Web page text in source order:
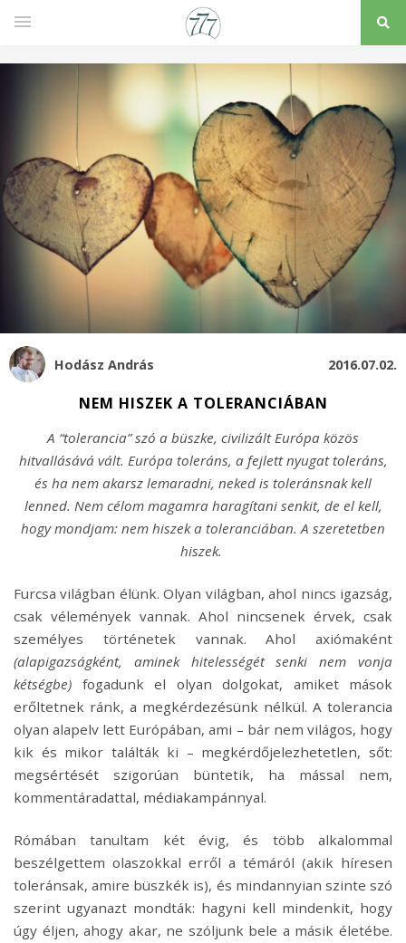
Hodász András 2016.07.02.
NEM HISZEK A TOLERANCIÁBAN
A “tolerancia” szó a büszke, civilizált Európa közös
hitvallásává vált. Európa toleráns, a fejlett nyugat toleráns,
és ha nem akarsz lemaradni, neked is toleránsnak kell
lenned. Nem célom magamra haragítani senkit, de el kell,
hogy mondjam: nem hiszek a toleranciában. A szeretetben
hiszek.
Furcsa világban élünk. Olyan világban, ahol nincs igazság,
csak vélemények vannak. Ahol nincsenek érvek, csak
személyes történetek vannak. Ahol axiómaként
(alapigazságként, aminek hitelességét senki nem vonja
kétségbe) fogadunk el olyan dolgokat, amiket mások
erőltetnek ránk, a megkérdezésünk nélkül. A tolerancia
olyan alapelv lett Európában, ami – bár nem világos, hogy
kik és mikor találták ki – megkérdőjelezhetetlen, sőt:
megsértését szigorúan büntetik, ha mással nem,
kommentáradattal, médiakampánnyal.
Rómában tanultam két évig, és több alkalommal
beszélgettem olaszokkal erről a témáról (akik híresen
toleránsak, amire büszkék is), és mindannyian szinte szó
szerint ugyanazt mondták: hagyni kell mindenkit, hogy
úgy éljen, ahogy akar, ne szóljunk bele a másik életébe.